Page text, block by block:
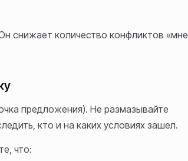
снижает количество конфликтов «мне
предложения). Не размазывайте
кто и на каких условиях зашел.
что: